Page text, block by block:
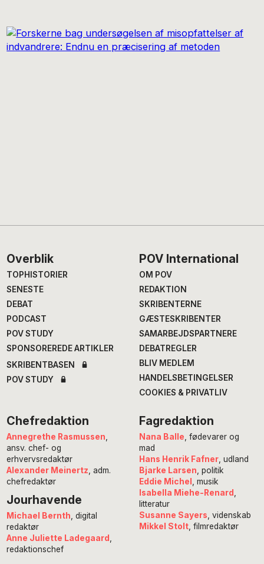
Footer
Overblik
TOPHISTORIER
SENESTE
DEBAT
PODCAST
POV STUDY
SPONSOREREDE ARTIKLER
SKRIBENTBASEN
POV STUDY
POV International
OM POV
REDAKTION
SKRIBENTERNE
GÆSTESKRIBENTER
SAMARBEJDSPARTNERE
DEBATREGLER
BLIV MEDLEM
HANDELSBETINGELSER
COOKIES & PRIVATLIV
Chefredaktion
Annegrethe Rasmussen,
ansv. chef- og
erhvervsredaktør
Alexander Meinertz, adm.
chefredaktør
Jourhavende
Michael Bernth , digital
redaktør
Anne Juliette Ladegaard
redaktionschef
Fagredaktion
Nana Balle, fødevarer og
mad
Hans Henrik Fafner, udland
Bjarke Larsen, politik
Eddie Michel , musik
Isabella Miehe-Renard ,
litteratur
Susanne Sayers, videnskab
Mikkel Stolt, filmredaktør